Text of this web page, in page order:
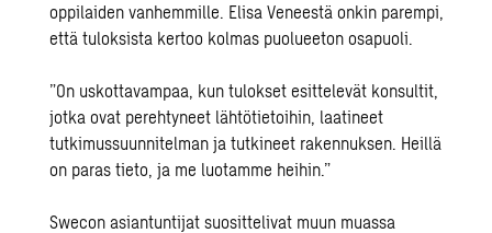
oppilaiden vanhemmille. Elisa Veneestä onkin parempi,
että tuloksista kertoo kolmas puolueeton osapuoli.
”On uskottavampaa, kun tulokset esittelevät konsultit,
jotka ovat perehtyneet lähtötietoihin, laatineet
tutkimussuunnitelman ja tutkineet rakennuksen. Heillä
on paras tieto, ja me luotamme heihin.”
Swecon asiantuntijat suosittelivat muun muassa